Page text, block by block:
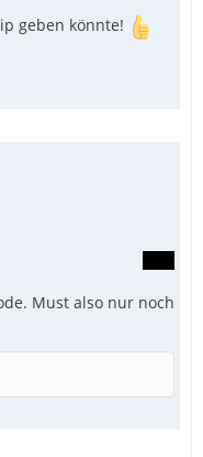
geben könnte!
Must also nur noch